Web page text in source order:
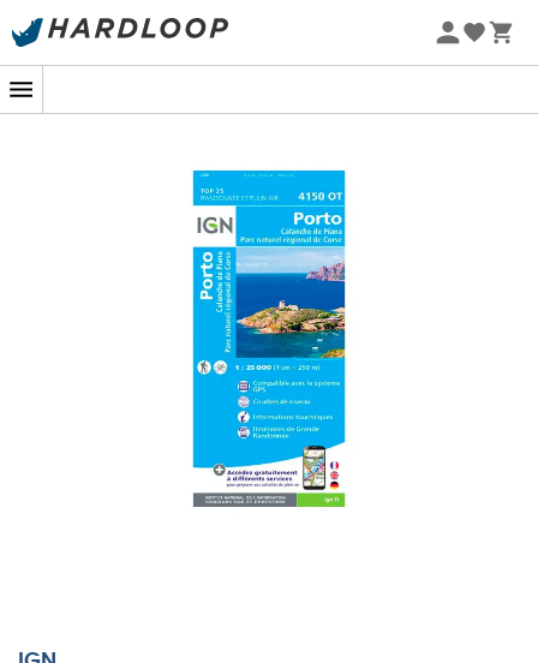
Letnie promocje 🔥 -5% DODATKOWO przy zakupie 2